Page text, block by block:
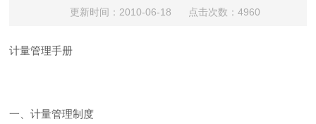
更新时间：2010-06-18 点击次数：4960
计量管理手册
一、计量管理制度